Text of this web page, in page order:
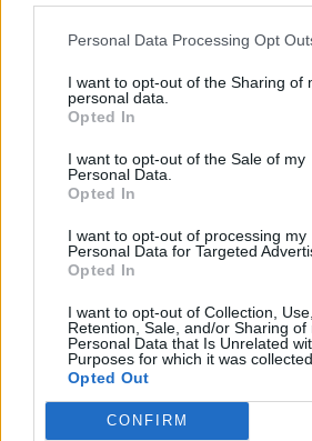
Personal Data Processing Opt
I want to opt-out of the Sharing of
personal data.
Opted In
I want to opt-out of the Sale of my
Personal Data.
Opted In
I want to opt-out of processing my
Personal Data for Targeted
Opted In
I want to opt-out of Collection, Use,
Retention, Sale, and/or Sharing of
Personal Data that Is Unrelated
Purposes for which it was collected.
Opted Out
CONFIRM
Resumen de datos de la
Heilbronn y Landkreis Neu-Ulm
Tipo de
combustible
Precio
por litro
5l/100km
Gasolina 95
0,00€ 8l.- 0,00€
Gasolina 98 0,00€ 8l.- 0,00€